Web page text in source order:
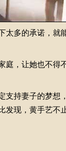
多的承诺，就
，让她也不得
持妻子的梦想
发现，黄手艺不